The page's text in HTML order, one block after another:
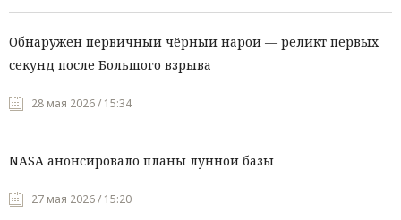
Обнаружен первичный чёрный нарой — реликт первых
секунд после Большого взрыва
28 мая 2026 / 15:34
NASA анонсировало планы лунной базы
27 мая 2026 / 15:20